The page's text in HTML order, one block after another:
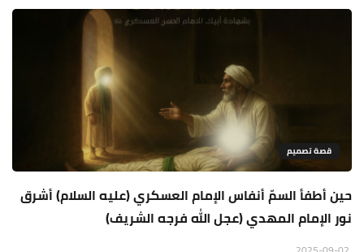
قصة تصميم
حين أطفأ السمّ أنفاس الإمام العسكري (عليه السلام) أشرق
نور الإمام المهدي (عجل الله فرجه الشريف)